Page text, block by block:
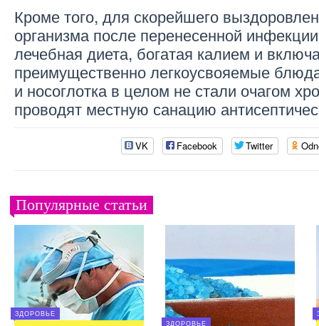
Кроме того, для скорейшего
организма после перенесенной
лечебная диета, богатая калием и
преимущественно легкоусвояемые
и носоглотка в целом не стали очагом
проводят местную санацию
VK Facebook Twitter
Популярные статьи
ЗДОРОВЬЕ
ЗДОРОВЬЕ